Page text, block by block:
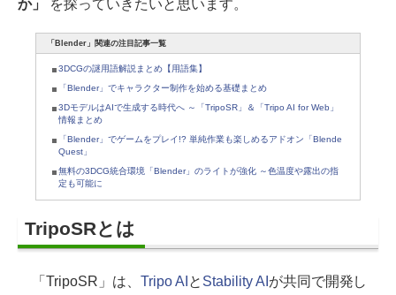
か」
を探っていきたいと思います。
「Blender」関連の注目記事一覧
3DCGの謎用語解説まとめ【用語集】
「Blender」でキャラクター制作を始める基礎まとめ
3DモデルはAIで生成する時代へ ～「TripoSR」＆「Tripo AI for Web」
情報まとめ
「Blender」でゲームをプレイ!? 単純作業も楽しめるアドオン「Blende
Quest」
無料の3DCG統合環境「Blender」のライトが強化 ～色温度や露出の指
定も可能に
TripoSRとは
「TripoSR」は、 Tripo AI と Stability AI が共同で開発し